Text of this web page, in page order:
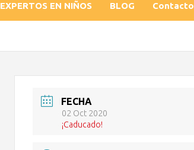
EXPERTOS EN NIÑOS BLOG Contacto
FECHA
02 Oct 2020
¡Caducado!